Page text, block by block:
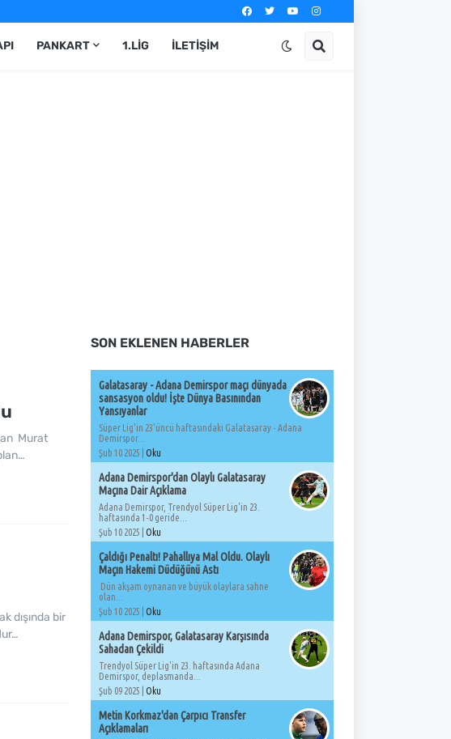
PANKART 1.LIG İLETIŞIM
Murat
dışında bir
SON EKLENEN HABERLER
Galatasaray - Adana Demirspor maçı dünyada
sansasyon oldu! İşte Dünya Basınından
Yansıyanlar
Süper Lig'in 23'üncü haftasındaki Galatasaray - Adana
Demirspor...
Şub 10 2025 |
Oku
Adana Demirspor'dan Olaylı Galatasaray
Maçına Dair Açıklama
Adana Demirspor, Trendyol Süper Lig'in 23.
haftasında 1-0 geride...
Şub 10 2025 |
Oku
Çaldığı Penaltı! Pahallıya Mal Oldu. Olaylı
Maçın Hakemi Düdüğünü Astı
Dün akşam oynanan ve büyük olaylara sahne
olan...
Şub 10 2025 |
Oku
Adana Demirspor, Galatasaray Karşısında
Sahadan Çekildi
Trendyol Süper Lig'in 23. haftasında Adana
Demirspor, deplasmanda...
Şub 09 2025 |
Oku
Metin Korkmaz'dan Çarpıcı Transfer
Açıklamaları